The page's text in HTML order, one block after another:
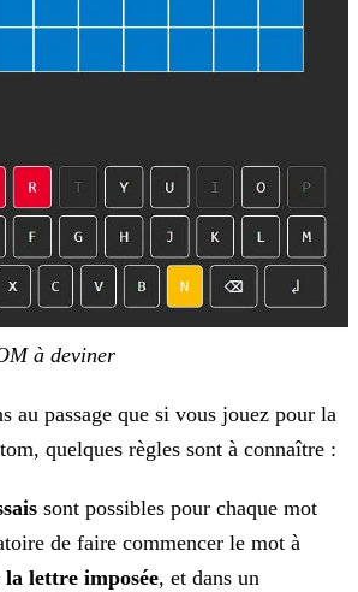
à deviner
au passage que si vous jouez pour la
quelques règles sont à connaître :
sont possibles pour chaque mot
de faire commencer le mot à
la lettre imposée, et dans un